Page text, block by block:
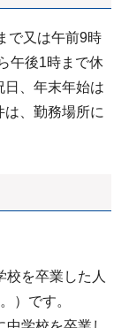
で又は午前9時
午後1時まで休
日、年末年始は
、勤務場所に
を卒業した人
）です。